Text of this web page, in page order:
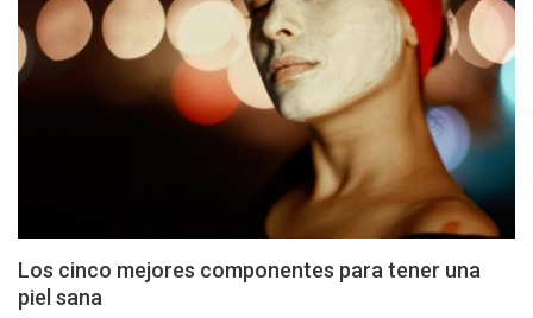
Los cinco mejores componentes para tener una
piel sana